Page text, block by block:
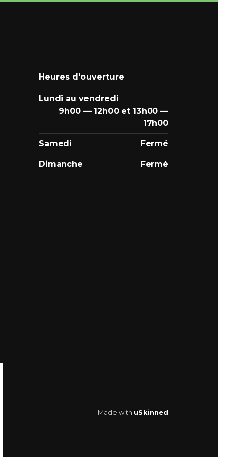
Heures d'ouverture
Lundi au vendredi
9h00 — 12h00 et 13h00 —
17h00
Samedi Fermé
Dimanche Fermé
Made with uSkinned